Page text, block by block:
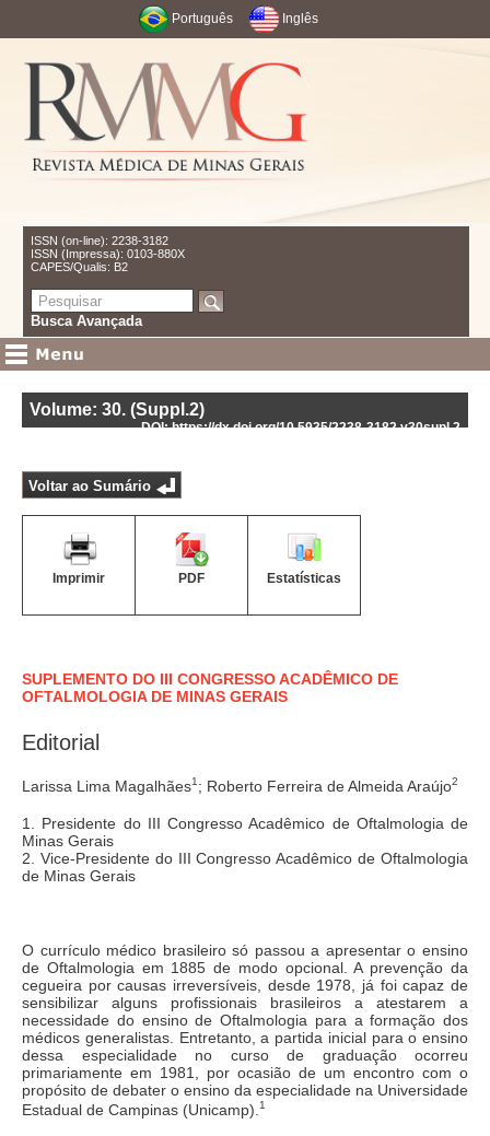
Português Inglês
ISSN (on-line): 2238-3182
ISSN (Impressa): 0103-880X
CAPES/Qualis: B2
Busca Avançada
Volume: 30. (Suppl.2)
DOI: https://dx.doi.org/10.5935/2238-3182.v30supl.2
Voltar ao Sumário
Imprimir PDF Estatísticas
SUPLEMENTO DO III CONGRESSO ACADÊMICO DE
OFTALMOLOGIA DE MINAS GERAIS
Editorial
Larissa Lima Magalhães1 ; Roberto Ferreira de Almeida Araújo2
1. Presidente do III Congresso Acadêmico de Oftalmologia de
Minas Gerais
2. Vice-Presidente do III Congresso Acadêmico de Oftalmologia
de Minas Gerais
O currículo médico brasileiro só passou a apresentar o ensino
de Oftalmologia em 1885 de modo opcional. A prevenção da
cegueira por causas irreversíveis, desde 1978, já foi capaz de
sensibilizar alguns profissionais brasileiros a atestarem a
necessidade do ensino de Oftalmologia para a formação dos
médicos generalistas. Entretanto, a partida inicial para o ensino
dessa especialidade no curso de graduação ocorreu
primariamente em 1981, por ocasião de um encontro com o
propósito de debater o ensino da especialidade na Universidade
Estadual de Campinas (Unicamp). 1